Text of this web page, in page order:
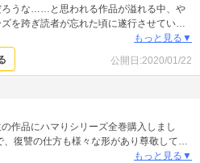
ろうな……と思われる作品が溢れる中、や
を跨ぎ読者が忘れた頃に遂行させていく
もっと見る▼
公開日:2020/01/22
作品にハマりシリーズ全巻購入しまし
復讐の仕方も様々な形があり尊敬してま
もっと見る▼